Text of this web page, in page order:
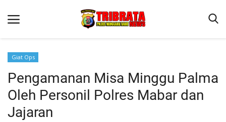
Beranda
Binkam
Terms & Conditions
Giat Ops
Pengamanan Misa Minggu Palma
Oleh Personil Polres Mabar dan
Jajaran